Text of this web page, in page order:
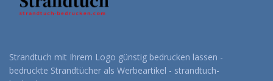
Strandtuch mit Ihrem Logo günstig bedrucken lassen -
bedruckte Strandtücher als Werbeartikel - strandtuch-